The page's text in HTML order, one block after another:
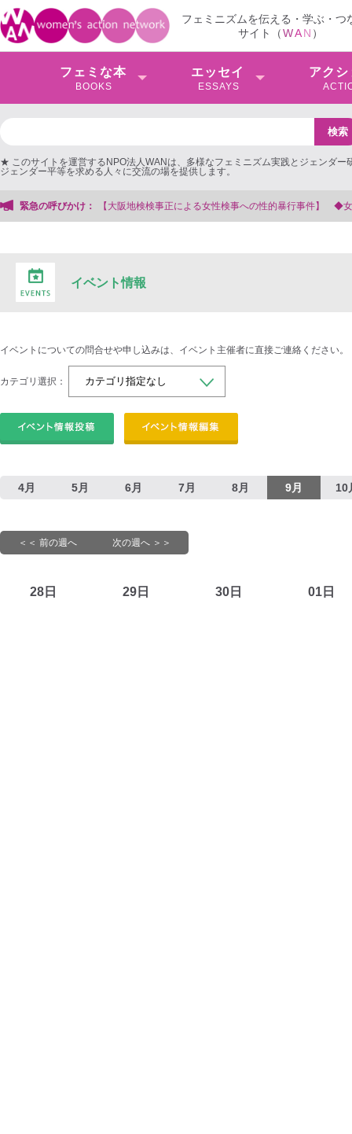
フェミニズムを伝える・学ぶ・つ
サイト（WAN ）
フェミな本
BOOKS
エッセイ
ESSAYS
アクシ
★ このサイトを運営するNPO法人WANは、多様なフェミニズム実践とジェンダー
ジェンダー平等を求める人々に交流の場を提供します。
緊急の呼びかけ：
地検検事正による女性検事への性的暴行事件】 ◆女性検事を支援する会事務局
イベント情報
イベントについての問合せや申し込みは、イベント主催者に直接ご連絡ください。
カテゴリ選択：
4月 5月 6月 7月 8月 9月 10
＜＜ 前の週へ 次の週へ ＞＞
28日 29日 30日 01日